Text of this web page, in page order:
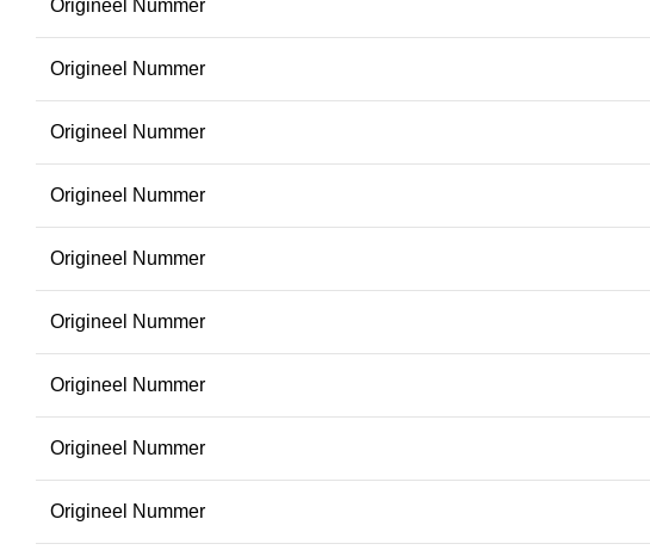
Origineel Nummer
Origineel Nummer
Origineel Nummer
Origineel Nummer
Origineel Nummer
Origineel Nummer
Origineel Nummer
Origineel Nummer
Origineel Nummer